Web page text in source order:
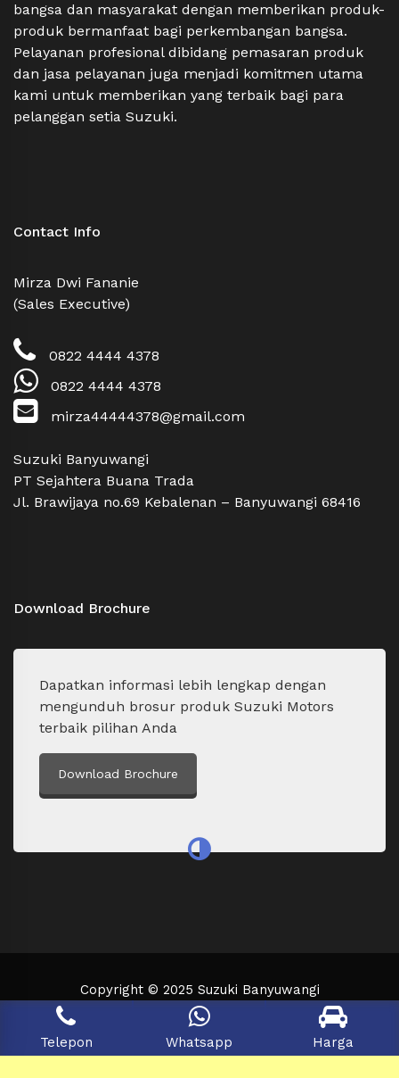
bangsa dan masyarakat dengan memberikan produk-
produk bermanfaat bagi perkembangan bangsa.
Pelayanan profesional dibidang pemasaran produk
dan jasa pelayanan juga menjadi komitmen utama
kami untuk memberikan yang terbaik bagi para
pelanggan setia Suzuki.
Contact Info
Mirza Dwi Fananie
(Sales Executive)
0822 4444 4378
0822 4444 4378
mirza44444378@gmail.com
Suzuki Banyuwangi
PT Sejahtera Buana Trada
Jl. Brawijaya no.69 Kebalenan – Banyuwangi 68416
Download Brochure
Dapatkan informasi lebih lengkap dengan
mengunduh brosur produk Suzuki Motors
terbaik pilihan Anda
Download Brochure
Copyright © 2025 Suzuki Banyuwangi
Telepon Whatsapp Harga